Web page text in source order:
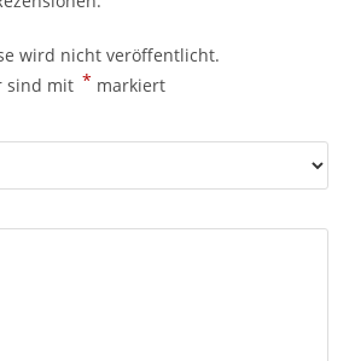
wird nicht veröffentlicht.
sind mit * markiert